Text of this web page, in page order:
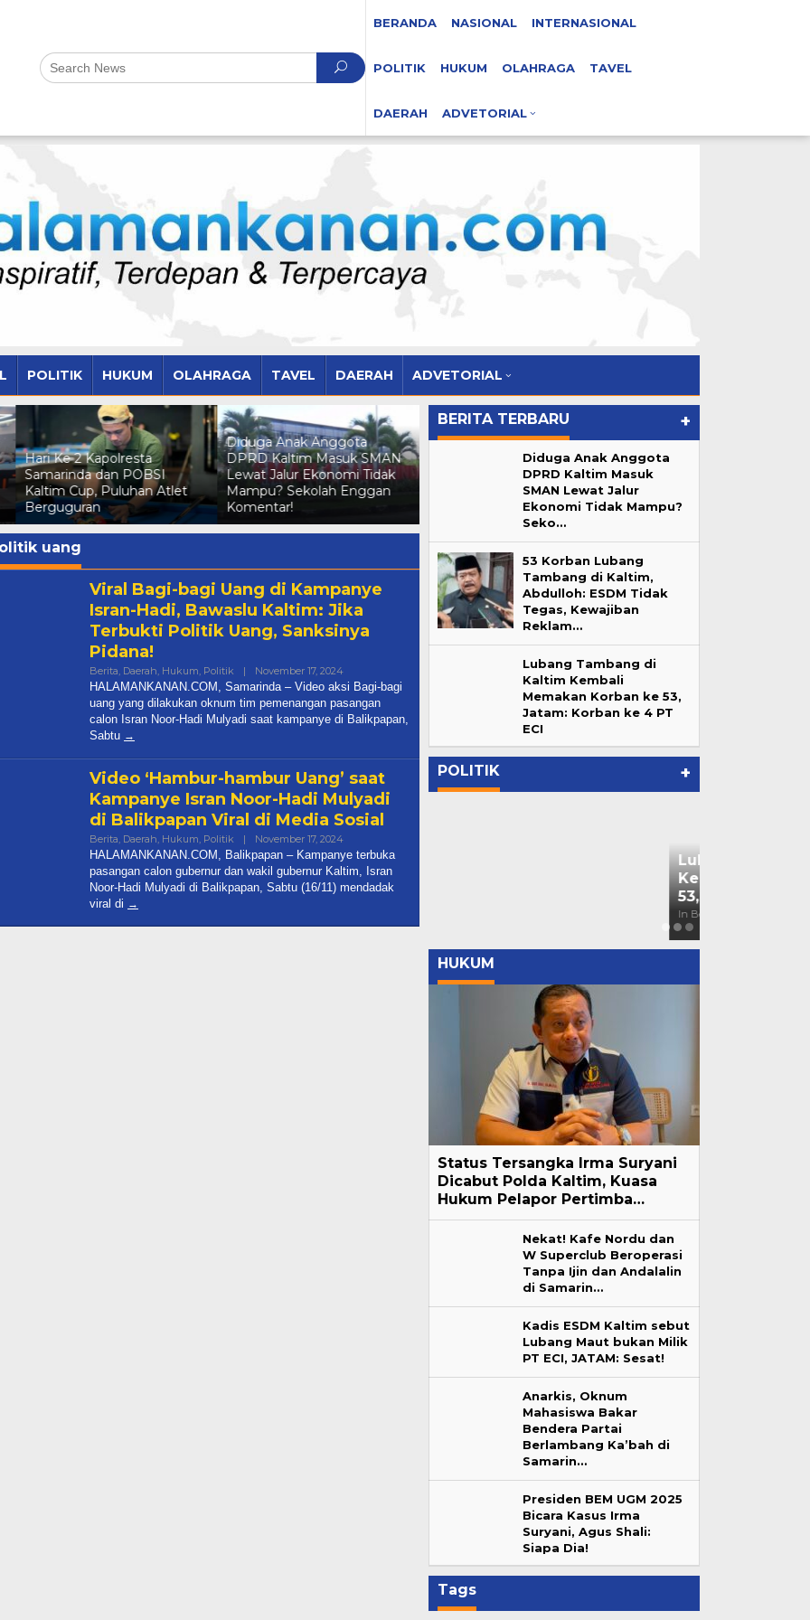
BERANDA NASIONAL INTERNASIONAL
POLITIK HUKUM OLAHRAGA TAVEL
DAERAH ADVETORIAL
POLITIK HUKUM OLAHRAGA TAVEL DAERAH ADVETORIAL
Diduga Anak Anggota
DPRD Kaltim Masuk SMAN
Lewat Jalur Ekonomi Tidak
Mampu? Sekolah Enggan
Komentar!
Status Tersangka Irma
Suryani Dicabut Polda
Kaltim, Kuasa Hukum
Pelapor Pertimbangkan
Praperadilan
Nekat! Kafe Nordu dan W
Superclub Beroperasi Tanpa
Ijin dan Andalalin di
Reborn Fun Games, Cari
Bibit Atlet Biliar Potensial
Samarinda
Games, Cari Bibit Atlet Biliar
Potensial Samarinda
uang
Viral Bagi-bagi Uang di Kampanye
Isran-Hadi, Bawaslu Kaltim: Jika
Terbukti Politik Uang, Sanksinya
Pidana!
Berita, Daerah, Hukum, Politik | November 17, 2024By
Halamankanancom@gmail.com
HALAMANKANAN.COM, Samarinda – Video aksi Bagi-bagi
uang yang dilakukan oknum tim pemenangan pasangan
calon Isran Noor-Hadi Mulyadi saat kampanye di Balikpapan,
Sabtu
Video ‘Hambur-hambur Uang’ saat
Kampanye Isran Noor-Hadi Mulyadi
di Balikpapan Viral di Media Sosial
Berita, Daerah, Hukum, Politik | November 17, 2024By
Halamankanancom@gmail.com
HALAMANKANAN.COM, Balikpapan – Kampanye terbuka
pasangan calon gubernur dan wakil gubernur Kaltim, Isran
Noor-Hadi Mulyadi di Balikpapan, Sabtu (16/11) mendadak
viral di
BERITA TERBARU +
Diduga Anak Anggota
DPRD Kaltim Masuk
SMAN Lewat Jalur
Ekonomi Tidak Mampu?
Seko…
53 Korban Lubang
Tambang di Kaltim,
Abdulloh: ESDM Tidak
Tegas, Kewajiban
Reklam…
Lubang Tambang di
Kaltim Kembali
Memakan Korban ke 53,
Jatam: Korban ke 4 PT
ECI
POLITIK +
Dibakar, PPP
May 25, 2026
Diduga Anak Anggota DPRD
Kaltim Masuk SMAN Lewat Jalur
Lubang Tambang di Kaltim
Kembali Memakan Korban ke
53, Jatam: Korban ke 4 PT ECI
In Berita, Daerah, Pemprov Kaltim
HUKUM
Status Tersangka Irma Suryani
Dicabut Polda Kaltim, Kuasa
Hukum Pelapor Pertimba…
Nekat! Kafe Nordu dan
W Superclub Beroperasi
Tanpa Ijin dan Andalalin
di Samarin…
Kadis ESDM Kaltim sebut
Lubang Maut bukan Milik
PT ECI, JATAM: Sesat!
Anarkis, Oknum
Mahasiswa Bakar
Bendera Partai
Berlambang Ka’bah di
Samarin…
Presiden BEM UGM 2025
Bicara Kasus Irma
Suryani, Agus Shali:
Siapa Dia!
Tags